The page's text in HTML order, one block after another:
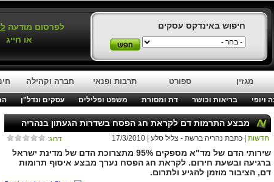
חיפוש באינדקס עסקים לפרסום מודעה
או חייג
מגזין ספורט תרבות ופנאי חברה וקהילה
ויופי בריאות וכושר דת ומסורת משפט ופלילים עסקים ונדל"ן
מבצע התרמות דם לקראת חג הפסח בשדרות הגעתון בנהריה
דרוג: חדשות | כתבת נהריה ברשת - צליל סלע | 17/3/2010
שירותי הדם של מד"א מספקים 95% מתצרוכת הדם של מדינת ישראל
ברגיעה ובשעת חירום. לקראת חג הפסח נערך מבצע איסוף תרומות
דם, הציבור מוזמן להגיע ולתרום.